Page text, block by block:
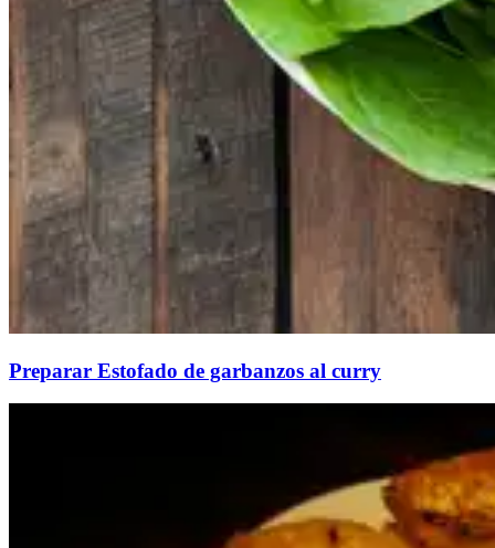
Preparar Estofado de garbanzos al curry